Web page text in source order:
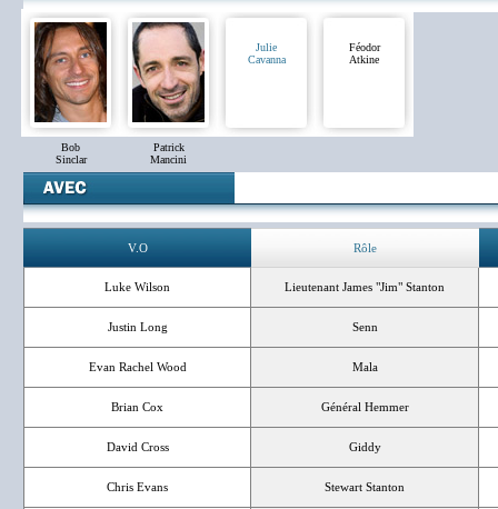
Bob
Sinclar
Patrick
Mancini
Julie
Cavanna
Féodor
Atkine
V.O Rôle
Luke Wilson Lieutenant James "Jim" Stanton
Justin Long Senn
Evan Rachel Wood Mala
Brian Cox Général Hemmer
David Cross Giddy
Chris Evans Stewart Stanton